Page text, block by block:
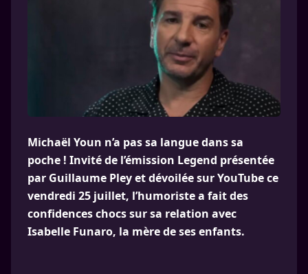
Michaël Youn n’a pas sa langue dans sa
poche ! Invité de l’émission Legend présentée
par Guillaume Pley et dévoilée sur YouTube ce
vendredi 25 juillet, l’humoriste a fait des
confidences chocs sur sa relation avec
Isabelle Funaro, la mère de ses enfants.